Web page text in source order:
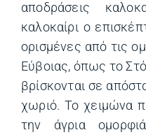
αποδράσεις
καλοκαίρι ο
ορισμένες από τις
Εύβοιας, όπως το
βρίσκονται σε
χωριό. Το χειμώνα
την άγρια